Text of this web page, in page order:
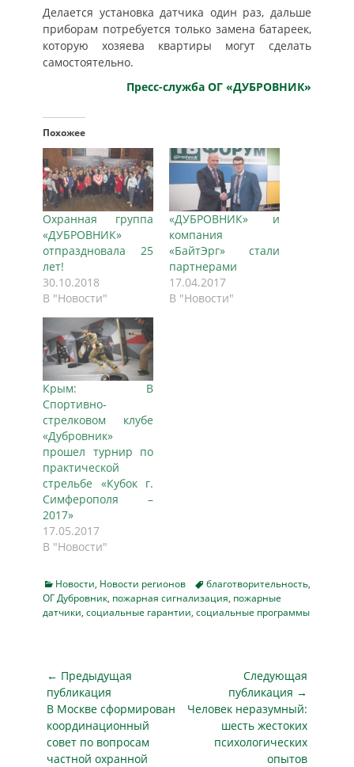
Делается установка датчика один раз, дальше
приборам потребуется только замена батареек,
которую хозяева квартиры могут сделать
самостоятельно.
Пресс-служба ОГ «ДУБРОВНИК»
Похожее
Охранная группа
«ДУБРОВНИК»
отпраздновала 25
лет!
30.10.2018
В "Новости"
«ДУБРОВНИК» и
компания
«БайтЭрг» стали
партнерами
17.04.2017
В "Новости"
Крым: В
Спортивно-
стрелковом клубе
«Дубровник»
прошел турнир по
практической
стрельбе «Кубок г.
Симферополя –
2017»
17.05.2017
В "Новости"
Categories
Новости, Новости регионов Tagsблаготворительность,
ОГ Дубровник, пожарная сигнализация, пожарные
датчики, социальные гарантии, социальные программы
Навигация
по
записям
← Предыдущая
публикация
Предыдущая
публикация
В Москве сформирован
координационный
совет по вопросам
частной охранной
Следующая
публикация →
Следующая
публикация
Человек неразумный:
шесть жестоких
психологических
опытов